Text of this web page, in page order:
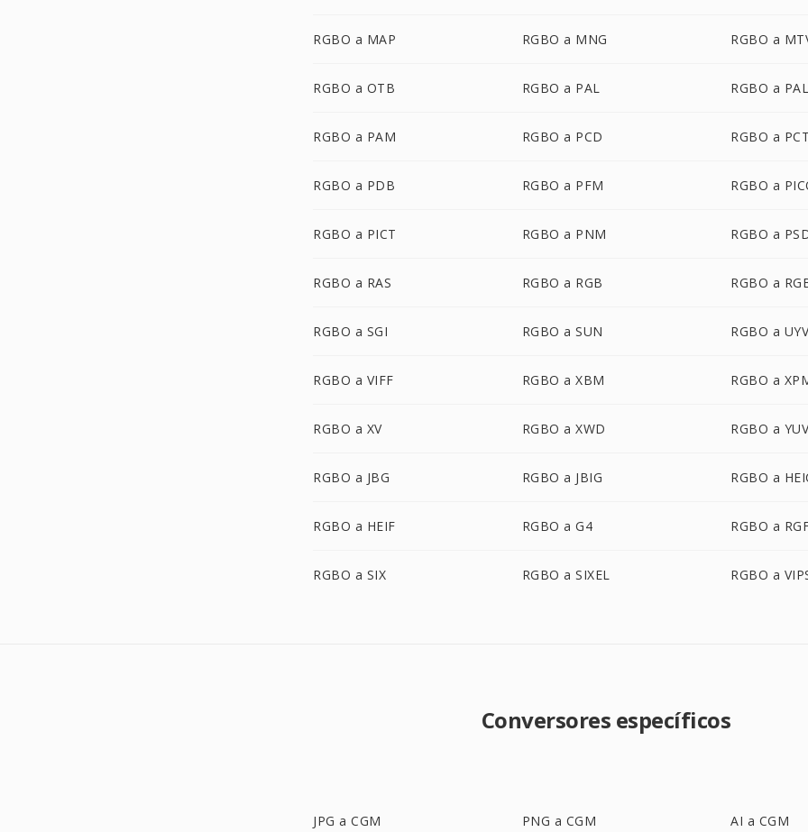
RGBO a MAP RGBO a MNG RGBO a
RGBO a OTB RGBO a PAL RGBO a
RGBO a PAM RGBO a PCD RGBO a PCT
RGBO a PDB RGBO a PFM RGBO a
RGBO a PICT RGBO a PNM RGBO a
RGBO a RAS RGBO a RGB RGBO a
RGBO a SGI RGBO a SUN RGBO a
RGBO a VIFF RGBO a XBM RGBO a
RGBO a XV RGBO a XWD RGBO a
RGBO a JBG RGBO a JBIG RGBO a
RGBO a HEIF RGBO a G4 RGBO a
RGBO a SIX RGBO a SIXEL RGBO a
Conversores específicos
JPG a CGM PNG a CGM AI a CGM